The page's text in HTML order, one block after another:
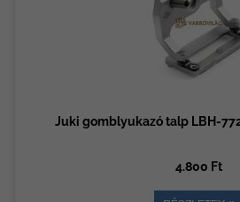
Juki gomblyukazó talp LBH-
4.800 Ft